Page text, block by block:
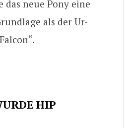
neue Pony eine
als der Ur-
HIP